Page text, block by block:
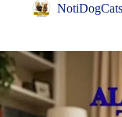
NotiDogCats